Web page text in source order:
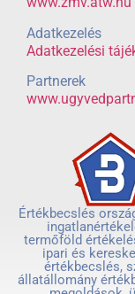
Adatkezelés
Adatkezelési
Partnerek
Értékbecslés
termőföld
ipari és
értékbecslés,
állatállomány